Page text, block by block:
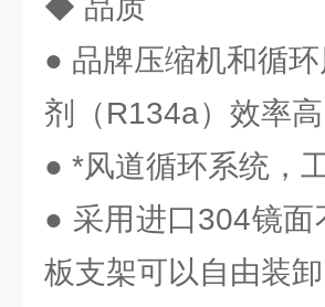
◆ 品质
● 品牌压缩机和循
剂（R134a）效率
● *风道循环系统，
● 采用进口304镜
板支架可以自由装